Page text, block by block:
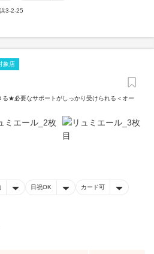
3-2-25
象店
る★必要なサポートがしっかり受けられる＜オー
日祝OK カード可